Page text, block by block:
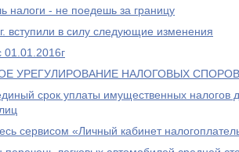
налоги - не поедешь за границу
вступили в силу следующие изменения
01.01.2016г
УРЕГУЛИРОВАНИЕ НАЛОГОВЫХ
срок уплаты имущественных налогов
сервисом «Личный кабинет